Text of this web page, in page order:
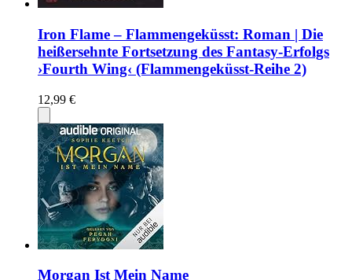
Iron Flame – Flammengeküsst: Roman | Die
heißersehnte Fortsetzung des Fantasy-Erfolgs
›Fourth Wing‹ (Flammengeküsst-Reihe 2)
12,99 €
Morgan Ist Mein Name